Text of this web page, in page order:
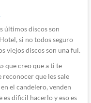
últimos discos son
si no todos seguro
viejos discos son una ful.
que creo que a ti te
reconocer que les sale
el candelero, venden
es dificil hacerlo y eso es